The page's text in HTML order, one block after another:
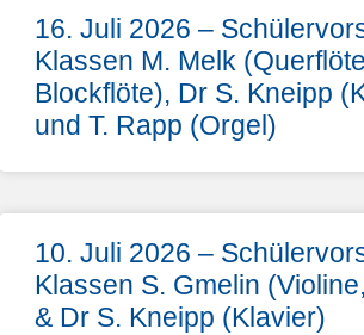
16. Juli 2026 –
Klassen M. Melk
Blockflöte), Dr S. Kneipp
und T. Rapp (Orgel)
10. Juli 2026 –
Klassen S. Gmelin
& Dr S. Kneipp (Klavier)